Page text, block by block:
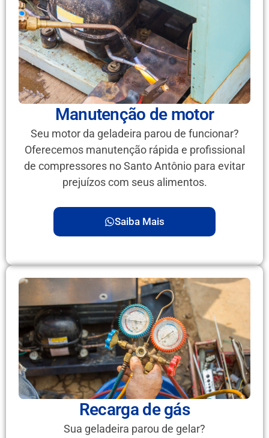
Manutenção de motor
Seu motor da geladeira parou de funcionar?
Oferecemos manutenção rápida e profissional
de compressores no Santo Antônio para evitar
prejuízos com seus alimentos.
Saiba Mais
Recarga de gás
Sua geladeira parou de gelar?